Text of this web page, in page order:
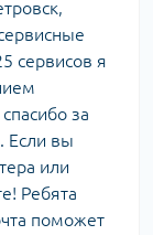
сервисов я
за
Если вы
или
Ребята
поможет